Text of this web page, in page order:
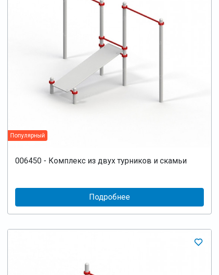
Популярный
006450 - Комплекс из двух турников и скамьи
Подробнее